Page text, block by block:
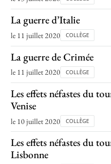
La guerre d’Italie
le 11 juillet 2020 COLLÈGE
La guerre de Crimée
le 11 juillet 2020 COLLÈGE
Les effets néfastes du
Venise
le 10 juillet 2020 COLLÈGE
Les effets néfastes du
Lisbonne